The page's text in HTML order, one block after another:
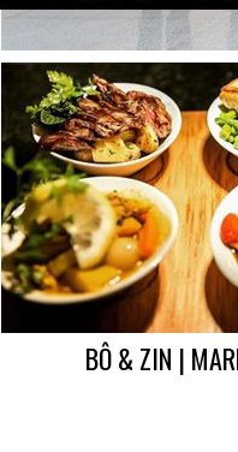
BÔ & ZIN |